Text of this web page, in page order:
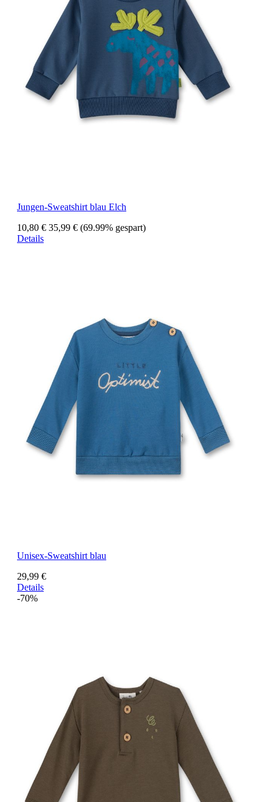
Jungen-Sweatshirt blau Elch
10,80 € 35,99 € (69.99% gespart)
Details
Unisex-Sweatshirt blau
29,99 €
Details
-70%